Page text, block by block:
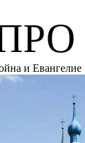
и Евангелие